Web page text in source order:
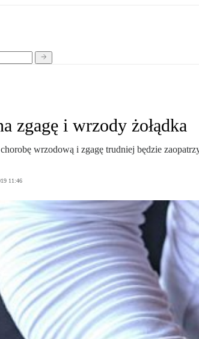
zgagę i wrzody żołądka
wrzodową i zgagę trudniej będzie
11:46